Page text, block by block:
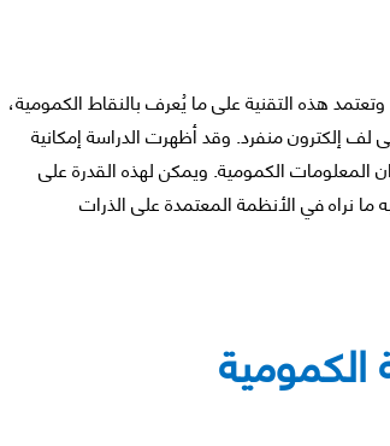
هذه التقنية على ما يُعرف بالنقاط الكمومية،
إلكترون منفرد. وقد أظهرت الدراسة إمكانية
الكمومية. ويمكن لهذه القدرة على
ما نراه في الأنظمة المعتمدة على الذرات